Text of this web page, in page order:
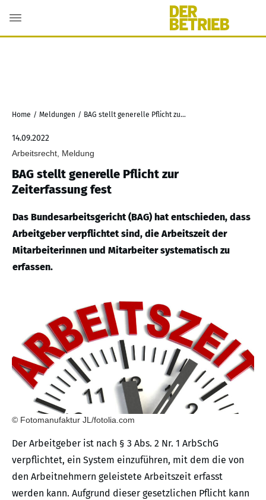
Home / Meldungen / BAG stellt generelle Pflicht zur Zeiterfassung fest
14.09.2022
Arbeitsrecht, Meldung
BAG stellt generelle Pflicht zur
Zeiterfassung fest
Das Bundesarbeitsgericht (BAG) hat entschieden, dass
Arbeitgeber verpflichtet sind, die Arbeitszeit der
Mitarbeiterinnen und Mitarbeiter systematisch zu
erfassen.
© Fotomanufaktur JL/fotolia.com
Der Arbeitgeber ist nach § 3 Abs. 2 Nr. 1 ArbSchG
verpflichtet, ein System einzuführen, mit dem die von
den Arbeitnehmern geleistete Arbeitszeit erfasst
werden kann. Aufgrund dieser gesetzlichen Pflicht kann